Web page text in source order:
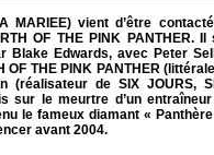
MARIEE) vient d’être
OF THE PINK PANTHER.
Blake Edwards, avec Peter
THE PINK PANTHER
de SIX JOURS,
sur le meurtre d’un
le fameux diamant «
avant 2004.